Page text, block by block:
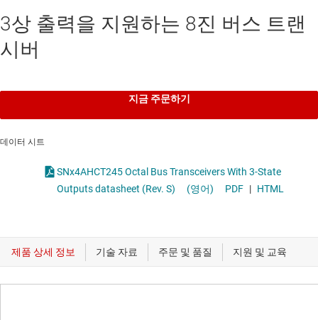
3상 출력을 지원하는 8진 버스 트랜
시버
지금 주문하기
데이터 시트
SNx4AHCT245 Octal Bus Transceivers With 3-State
Outputs datasheet (Rev. S)
(영어) PDF | HTML